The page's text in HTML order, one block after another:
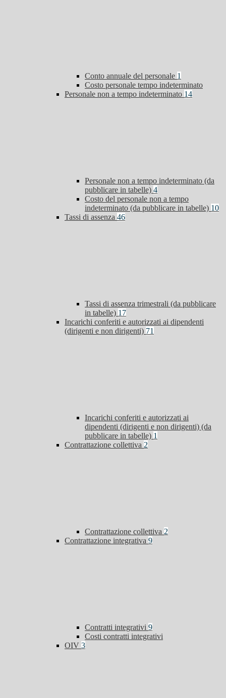
Conto annuale del personale 1
Costo personale tempo indeterminato
Personale non a tempo indeterminato 14
Personale non a tempo indeterminato (da
pubblicare in tabelle) 4
Costo del personale non a tempo
indeterminato (da pubblicare in tabelle) 10
Tassi di assenza 46
Tassi di assenza trimestrali (da pubblicare
in tabelle) 17
Incarichi conferiti e autorizzati ai dipendenti
(dirigenti e non dirigenti) 71
Incarichi conferiti e autorizzati ai
dipendenti (dirigenti e non dirigenti) (da
pubblicare in tabelle) 1
Contrattazione collettiva 2
Contrattazione collettiva 2
Contrattazione integrativa 9
Contratti integrativi 9
Costi contratti integrativi
OIV 3